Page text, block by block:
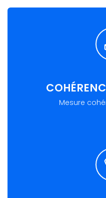
Mesure